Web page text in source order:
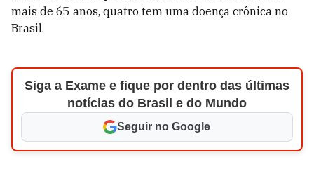
mais de 65 anos, quatro tem uma doença crônica no
Brasil.
Siga a Exame e fique por dentro das últimas
notícias do Brasil e do Mundo
Seguir no Google